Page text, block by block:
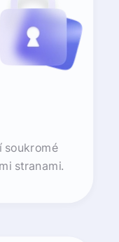
soukromé
stranami.